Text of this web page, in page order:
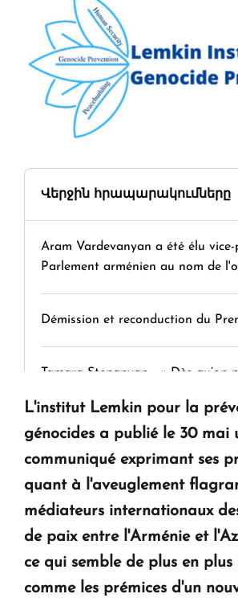
Վերջին հրապարակումները
Aram Vardevanyan a été élu
Parlement arménien au nom de
Démission et reconduction du
Tamara Stepanyan : « Dès qu’on
question d'un référendum ne se
KASA : 30 ans d'audace, de
en Arménie
L'institut Lemkin pour la
génocides a publié le 30 mai
communiqué exprimant ses
quant à l'aveuglement
médiateurs internationaux
de paix entre l'Arménie et
ce qui semble de plus en plus
comme les prémices d'un